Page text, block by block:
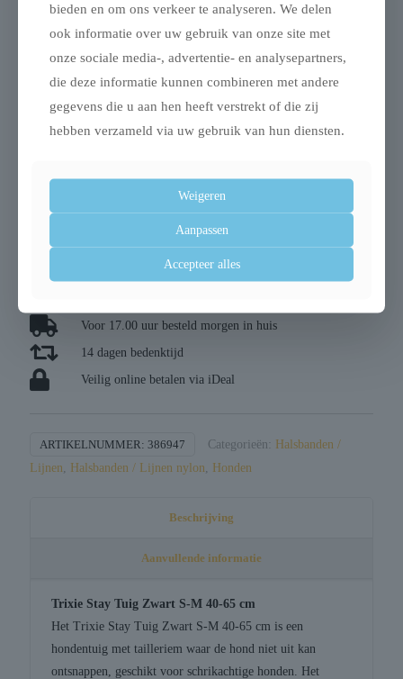
Trixie hondentuig stay
zwart
aantal
Voor 17.00 uur besteld morgen in huis
14 dagen bedenktijd
Veilig online betalen via iDeal
ARTIKELNUMMER: 386947 Categorieën: Halsbanden /
Lijnen
Halsbanden / Lijnen nylon Honden
Beschrijving
Aanvullende informatie
Trixie Stay Tuig Zwart S-M 40-65 cm
Het Trixie Stay Tuig Zwart S-M 40-65 cm is een
hondentuig met tailleriem waar de hond niet uit kan
ontsnappen, geschikt voor schrikachtige honden. Het
bieden en om ons verkeer te analyseren. We delen
ook informatie over uw gebruik van onze site met
onze sociale media-, advertentie- en analysepartners,
die deze informatie kunnen combineren met andere
gegevens die u aan hen heeft verstrekt of die zij
hebben verzameld via uw gebruik van hun diensten.
Weigeren
Aanpassen
Accepteer alles